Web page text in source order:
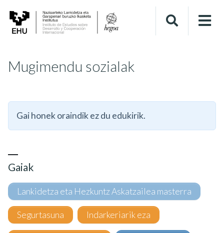
Mugimendu sozialak
Gai honek oraindik ez du edukirik.
Gaiak
Lankidetza eta Hezkuntz Askatzailea masterra
Segurtasuna Indarkeriarik eza